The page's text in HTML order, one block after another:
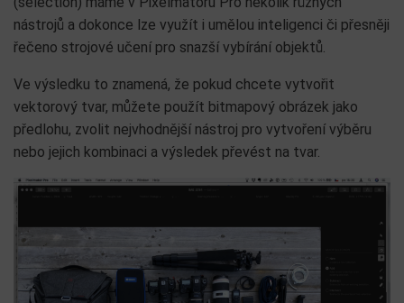
nástrojů a dokonce lze využít i umělou inteligenci či přesněji
řečeno strojové učení pro snazší vybírání objektů.
Ve výsledku to znamená, že pokud chcete vytvořit
vektorový tvar, můžete použít bitmapový obrázek jako
předlohu, zvolit nejvhodnější nástroj pro vytvoření výběru
nebo jejich kombinaci a výsledek převést na tvar.